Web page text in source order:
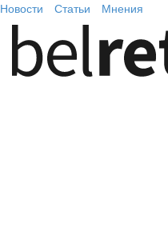
Новости Статьи Мнения